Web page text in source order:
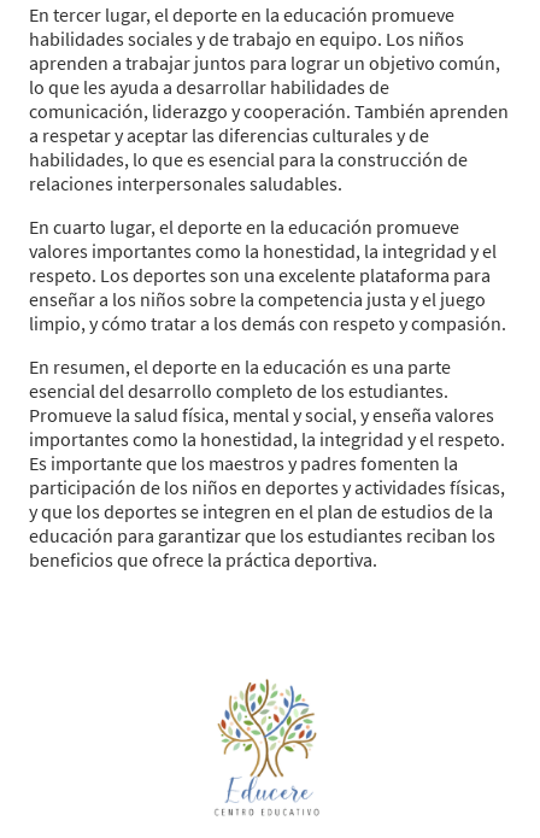
En tercer lugar, el deporte en la educación promueve
habilidades sociales y de trabajo en equipo. Los niños
aprenden a trabajar juntos para lograr un objetivo común,
lo que les ayuda a desarrollar habilidades de
comunicación, liderazgo y cooperación. También aprenden
a respetar y aceptar las diferencias culturales y de
habilidades, lo que es esencial para la construcción de
relaciones interpersonales saludables.
En cuarto lugar, el deporte en la educación promueve
valores importantes como la honestidad, la integridad y el
respeto. Los deportes son una excelente plataforma para
enseñar a los niños sobre la competencia justa y el juego
limpio, y cómo tratar a los demás con respeto y compasión.
En resumen, el deporte en la educación es una parte
esencial del desarrollo completo de los estudiantes.
Promueve la salud física, mental y social, y enseña valores
importantes como la honestidad, la integridad y el respeto.
Es importante que los maestros y padres fomenten la
participación de los niños en deportes y actividades físicas,
y que los deportes se integren en el plan de estudios de la
educación para garantizar que los estudiantes reciban los
beneficios que ofrece la práctica deportiva.